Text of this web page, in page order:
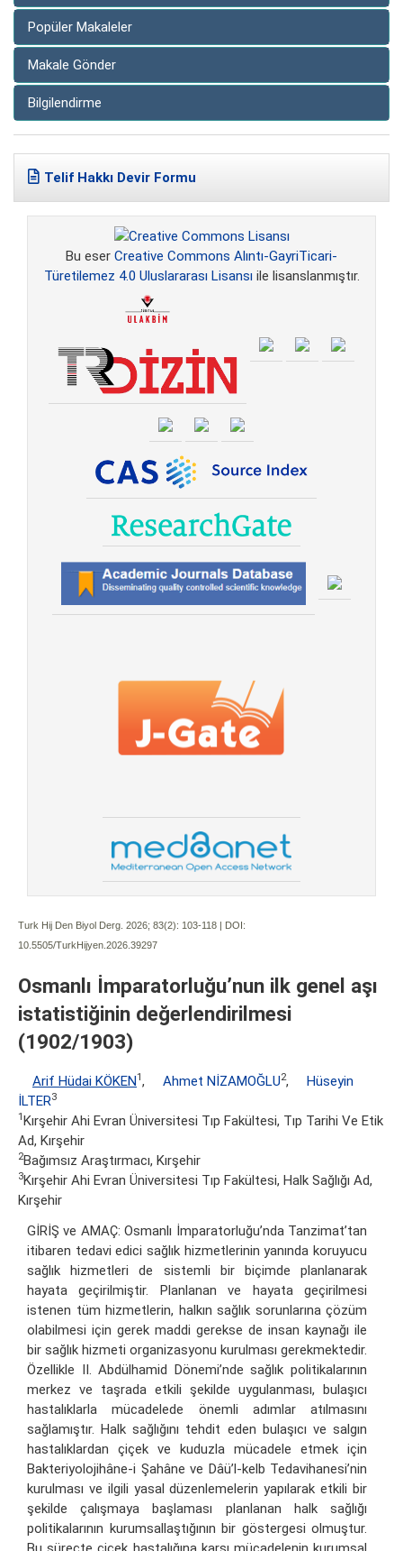
Popüler Makaleler
Makale Gönder
Bilgilendirme
Telif Hakkı Devir Formu
Bu eser Creative Commons Alıntı-GayriTicari-
Türetilemez 4.0 Uluslararası Lisansı ile lisanslanmıştır.
Turk Hij Den Biyol Derg. 2026; 83(2): 103-118 | DOI:
10.5505/TurkHijyen.2026.39297
Osmanlı İmparatorluğu’nun ilk genel aşı
istatistiğinin değerlendirilmesi
(1902/1903)
Arif Hüdai KÖKEN1, Ahmet NİZAMOĞLU2,
Hüseyin
İLTER3
1Kırşehir Ahi Evran Üniversitesi Tıp Fakültesi, Tıp Tarihi Ve Etik
Ad, Kırşehir
2Bağımsız Araştırmacı, Kırşehir
3Kırşehir Ahi Evran Üniversitesi Tıp Fakültesi, Halk Sağlığı Ad,
Kırşehir
GİRİŞ ve AMAÇ: Osmanlı İmparatorluğu’nda Tanzimat’tan
itibaren tedavi edici sağlık hizmetlerinin yanında koruyucu
sağlık hizmetleri de sistemli bir biçimde planlanarak
hayata geçirilmiştir. Planlanan ve hayata geçirilmesi
istenen tüm hizmetlerin, halkın sağlık sorunlarına çözüm
olabilmesi için gerek maddi gerekse de insan kaynağı ile
bir sağlık hizmeti organizasyonu kurulması gerekmektedir.
Özellikle II. Abdülhamid Dönemi’nde sağlık politikalarının
merkez ve taşrada etkili şekilde uygulanması, bulaşıcı
hastalıklarla mücadelede önemli adımlar atılmasını
sağlamıştır. Halk sağlığını tehdit eden bulaşıcı ve salgın
hastalıklardan çiçek ve kuduzla mücadele etmek için
Bakteriyolojihâne-i Şahâne ve Dâü’l-kelb Tedavihanesi’nin
kurulması ve ilgili yasal düzenlemelerin yapılarak etkili bir
şekilde çalışmaya başlaması planlanan halk sağlığı
politikalarının kurumsallaştığının bir göstergesi olmuştur.